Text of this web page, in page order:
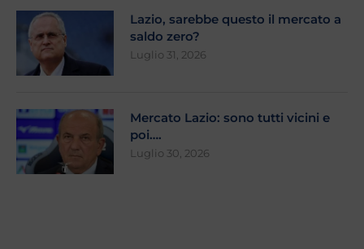
Lazio, sarebbe questo il mercato a
saldo zero?
Luglio 31, 2026
Mercato Lazio: sono tutti vicini e
poi….
Luglio 30, 2026